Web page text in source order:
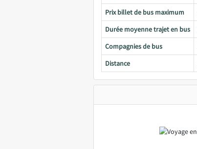
Prix billet de bus maximum
Durée moyenne trajet en bus
Compagnies de bus
Distance